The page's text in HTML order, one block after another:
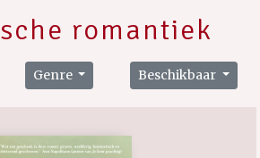
romantiek
Genre Beschikbaar